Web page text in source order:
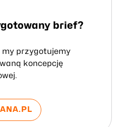
brief?
my przygotujemy
koncepcję